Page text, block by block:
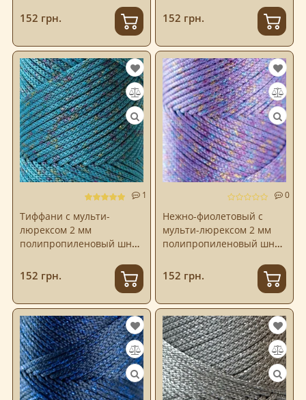
152 грн. 152 грн.
1
Тиффани с мульти-
люрексом 2 мм
полипропиленовый шнур
152 грн.
0
Нежно-фиолетовый с
мульти-люрексом 2 мм
полипропиленовый шнур
152 грн.